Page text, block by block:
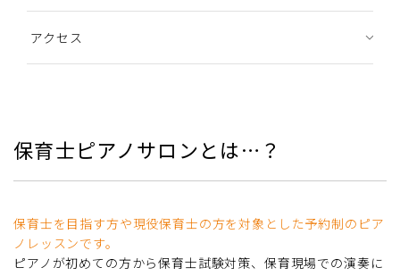
アクセス
保育士ピアノサロンとは…？
保育士を目指す方や現役保育士の方を対象とした予約制のピア
ノレッスンです。
ピアノが初めての方から保育士試験対策、保育現場での演奏に